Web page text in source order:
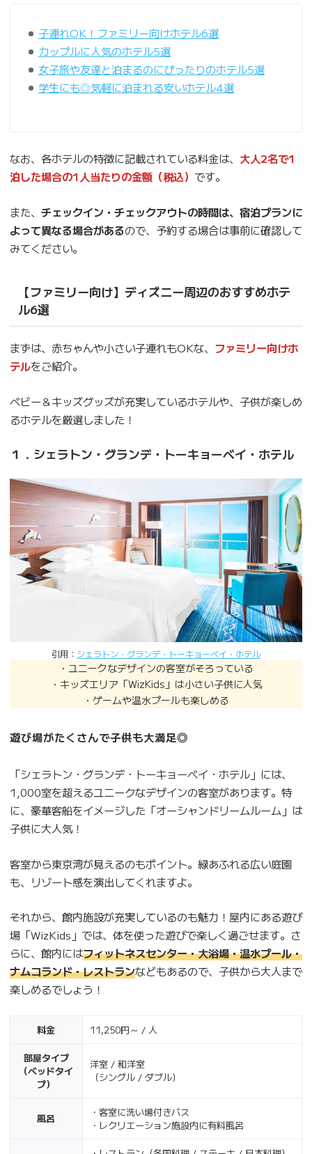
子連れOK！ファミリー向けホテル6選
カップルに人気のホテル5選
女子旅や友達と泊まるのにぴったりのホテル5選
学生にも◎気軽に泊まれる安いホテル4選
なお、各ホテルの特徴に記載されている料金は、 大人2名で1
泊した場合の1人当たりの金額（税込） です。
また、 チェックイン・チェックアウトの時間は、宿泊プランに
よって異なる場合があるので、予約する場合は事前に確認して
みてください。
【ファミリー向け】ディズニー周辺のおすすめホテ
ル6選
まずは、赤ちゃんや小さい子連れもOKな、 ファミリー向けホ
テルをご紹介。
ベビー＆キッズグッズが充実しているホテルや、子供が楽しめ
るホテルを厳選しました！
１．シェラトン・グランデ・トーキョーベイ・ホテル
引用： シェラトン・グランデ・トーキョーベイ・ホテル
・ユニークなデザインの客室がそろっている
・キッズエリア「WizKids」は小さい子供に人気
・ゲームや温水プールも楽しめる
遊び場がたくさんで子供も大満足◎
「シェラトン・グランデ・トーキョーベイ・ホテル」には、
1,000室を超えるユニークなデザインの客室があります。特
に、豪華客船をイメージした「オーシャンドリームルーム」は
子供に大人気！
客室から東京湾が見えるのもポイント。緑あふれる広い庭園
も、リゾート感を演出してくれますよ。
それから、館内施設が充実しているのも魅力！屋内にある遊び
場「WizKids」では、体を使った遊びで楽しく過ごせます。さ
らに、館内にはフィットネスセンター・大浴場・温水プール・
ナムコランド・レストランなどもあるので、子供から大人まで
楽しめるでしょう！
料金 11,250円～ / 人
部屋タイプ
（ベッドタイ
プ）
洋室 / 和洋室
（シングル / ダブル）
風呂
・客室に洗い場付きバス
・レクリエーション施設内に有料風呂